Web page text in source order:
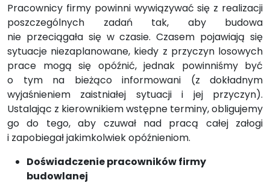
Pracownicy firmy powinni wywiązywać się z realizacji
poszczególnych zadań tak, aby budowa
nie przeciągała się w czasie. Czasem pojawiają się
sytuacje niezaplanowane, kiedy z przyczyn losowych
prace mogą się opóźnić, jednak powinniśmy być
o tym na bieżąco informowani (z dokładnym
wyjaśnieniem zaistniałej sytuacji i jej przyczyn).
Ustalając z kierownikiem wstępne terminy, obligujemy
go do tego, aby czuwał nad pracą całej załogi
i zapobiegał jakimkolwiek opóźnieniom.
Doświadczenie pracowników firmy
budowlanej